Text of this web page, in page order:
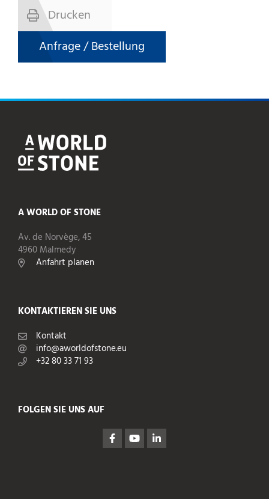
Drucken
Anfrage / Bestellung
A WORLD OF STONE
Av. de Norvège, 45
4960 Malmedy
Anfahrt planen
KONTAKTIEREN SIE UNS
Kontakt
info@aworldofstone.eu
+32 80 33 71 93
FOLGEN SIE UNS AUF